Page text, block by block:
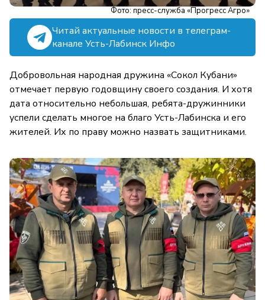
Фото: пресс-служба «Прогресс Агро»
Читай актуальные новости в телеграм-
канале Усть-Лабинск Инфо
Добровольная народная дружина «Сокол Кубани»
отмечает первую годовщину своего создания. И хотя
дата относительно небольшая, ребята-дружинники
успели сделать многое на благо Усть-Лабинска и его
жителей. Их по праву можно назвать защитниками.